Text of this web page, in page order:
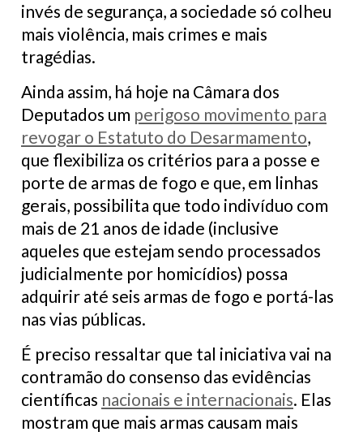
invés de segurança, a sociedade só colheu
mais violência, mais crimes e mais
tragédias.
Ainda assim, há hoje na Câmara dos
Deputados um perigoso movimento para
revogar o Estatuto do Desarmamento,
que flexibiliza os critérios para a posse e
porte de armas de fogo e que, em linhas
gerais, possibilita que todo indivíduo com
mais de 21 anos de idade (inclusive
aqueles que estejam sendo processados
judicialmente por homicídios) possa
adquirir até seis armas de fogo e portá-las
nas vias públicas.
É preciso ressaltar que tal iniciativa vai na
contramão do consenso das evidências
científicas nacionais e internacionais. Elas
mostram que mais armas causam mais